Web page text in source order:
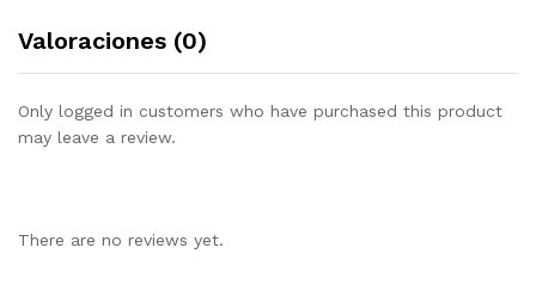
Valoraciones (0)
Only logged in customers who have purchased this product
may leave a review.
There are no reviews yet.